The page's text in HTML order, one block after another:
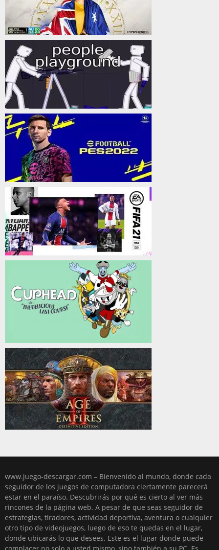
www.juego-descargar.com – Bienvenido al mundo, donde cada
seguidor de los juegos de computadora ciertamente parecerá
estar en el paraíso. Descubrirás por qué es cierto al ver más
rincones de la página web. A pesar de que seas seguidor de
estrategias, tiradores, actividad deportiva, aventura o cualquier
otro tipo de videojuegos, luego de eso te quedas en el lugar,
donde ubicarás lo que desees. Este es el lugar donde puede